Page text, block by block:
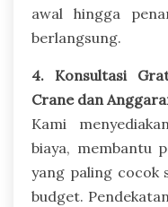
awal hingga
berlangsung.
4. Konsultasi
Crane dan
Kami
biaya, membantu
yang paling cocok
budget.